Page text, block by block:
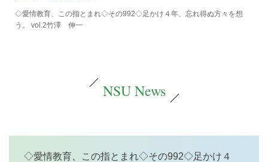
◇愛情教育、この指とまれ◇その992◇足かけ４年、忘れ得ぬ方々を想
う。 vol.2竹澤 伸一
NSU News
◇愛情教育、この指とまれ◇その992◇足かけ４